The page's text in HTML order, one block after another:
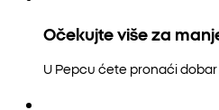
Očekujte više za
U Pepcu ćete pronaći